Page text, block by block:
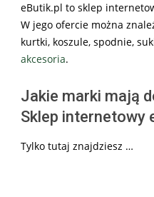
eButik.pl to sklep
W jego ofercie można
kurtki, koszule, spodnie,
akcesoria.
Jakie marki mają
Sklep internetowy
Tylko tutaj znajdziesz …